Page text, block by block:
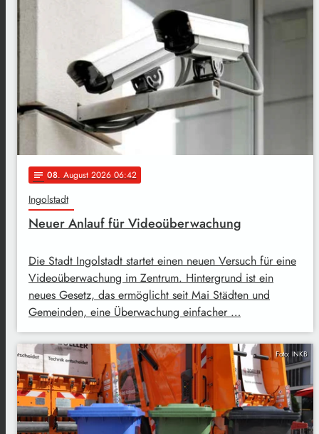
notes 08. August 2026 06:42
Ingolstadt
Neuer Anlauf für Videoüberwachung
Die Stadt Ingolstadt startet einen neuen Versuch für eine
Videoüberwachung im Zentrum. Hintergrund ist ein
neues Gesetz, das ermöglicht seit Mai Städten und
Gemeinden, eine Überwachung einfacher …
Foto: INKB